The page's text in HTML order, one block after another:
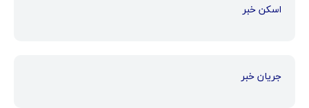
اسکن خبر
جریان خبر